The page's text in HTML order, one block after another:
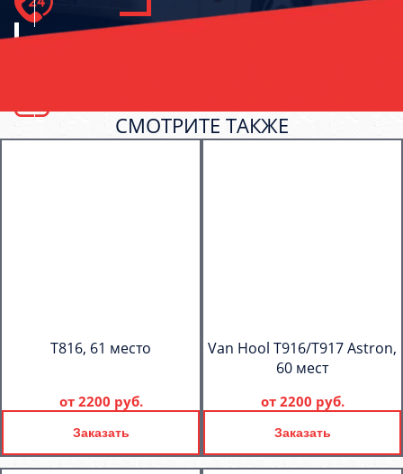
СМОТРИТЕ ТАКЖЕ
T816, 61 место
от 2200 руб.
Заказать
Van Hool T916/T917 Astron,
60 мест
от 2200 руб.
Заказать